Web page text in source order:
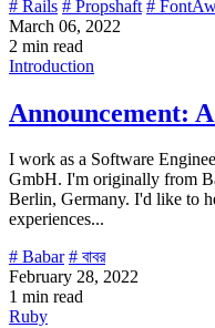
# Rails # Propshaft #
March 06, 2022
2 min read
Introduction
Announcement:
I work as a Software
GmbH. I'm originally from
Berlin, Germany. I'd like to
experiences...
# Babar # বাবর
February 28, 2022
1 min read
Ruby